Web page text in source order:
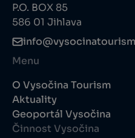
P.O. BOX 85
586 01 Jihlava
Menu
O Vysočina Tourism
Aktuality
Geoportál Vysočina
Činnost Vysočina